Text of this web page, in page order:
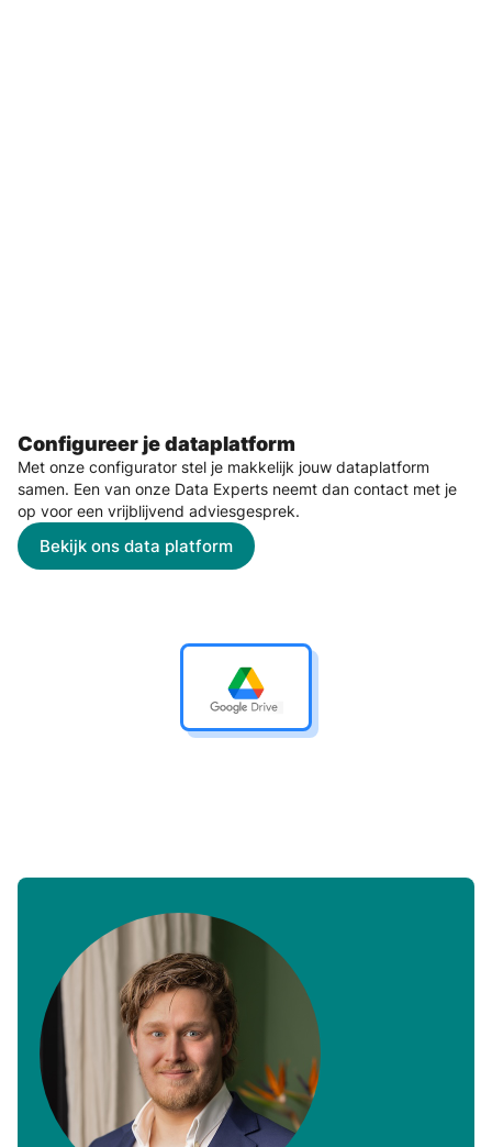
Configureer je dataplatform
Met onze configurator stel je makkelijk jouw dataplatform
samen. Een van onze Data Experts neemt dan contact met je
op voor een vrijblijvend adviesgesprek.
Bekijk ons data platform